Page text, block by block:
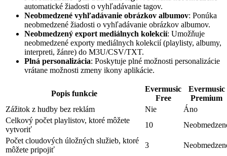
automatické žiadosti o vyhľadávanie tagov.
Neobmedzené vyhľadávanie obrázkov albumov: Ponúka
neobmedzené žiadosti o vyhľadávanie obrázkov albumov.
Neobmedzený export mediálnych kolekcií: Umožňuje
neobmedzené exporty mediálnych kolekcií (playlisty, albumy,
interpreti, žánre) do M3U/CSV/TXT.
Plná personalizácia: Poskytuje plné možnosti personalizácie
vrátane možnosti zmeny ikony aplikácie.
Popis funkcie
Evermusic
Free
Evermusic
Premium
Zážitok z hudby bez reklám
Nie
Áno
Celkový počet playlistov, ktoré môžete
vytvoriť
10
Počet cloudových úložných služieb, ktoré
môžete pripojiť
3